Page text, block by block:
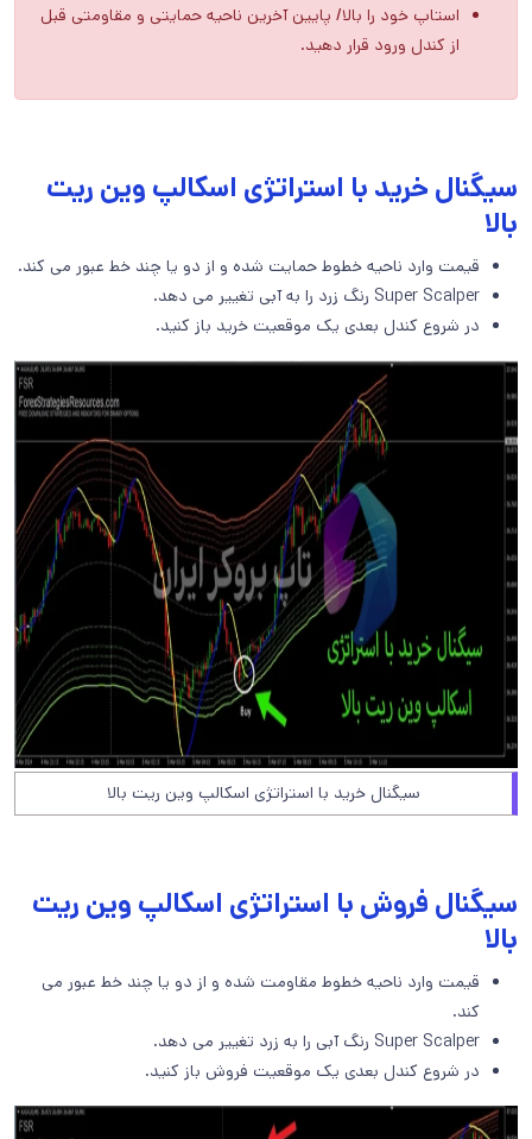
استاپ خود را بالا/ پایین آخرین ناحیه حمایتی و مقاومتی قبل
از کندل ورود قرار دهید.
سیگنال خرید با استراتژی اسکالپ وین ریت
بالا
قیمت وارد ناحیه خطوط حمایت شده و از دو یا چند خط عبور می کند.
Super Scalper رنگ زرد را به آبی تغییر می دهد.
در شروع کندل بعدی یک موقعیت خرید باز کنید.
سیگنال خرید با استراتژی اسکالپ وین ریت بالا
سیگنال فروش با استراتژی اسکالپ وین ریت
بالا
قیمت وارد ناحیه خطوط مقاومت شده و از دو یا چند خط عبور می
کند.
Super Scalper رنگ آبی را به زرد تغییر می دهد.
در شروع کندل بعدی یک موقعیت فروش باز کنید.